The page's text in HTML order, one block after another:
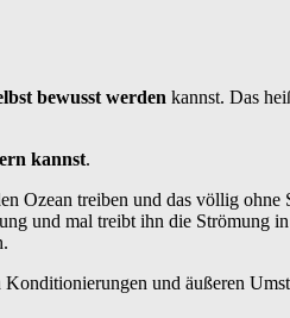
bewusst werden kannst. Das
kannst.
treiben und das völlig ohne
und mal treibt ihn die Strömung
und äußeren